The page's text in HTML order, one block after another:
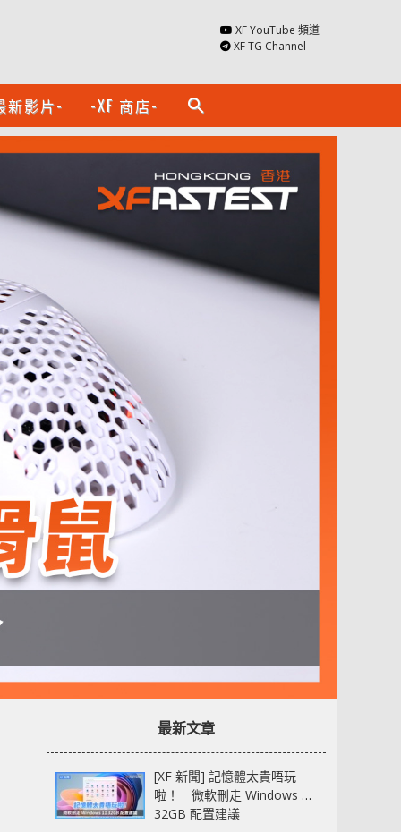
XF YouTube 頻道
XF TG Channel
新影片- -XF 商店- search
最新文章
[XF 新聞] 記憶體太貴唔玩
啦！ 微軟刪走 Windows 11
32GB 配置建議